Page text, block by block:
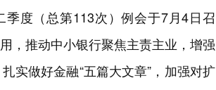
度（总第113次）例会于7月4日召
，推动中小银行聚焦主责主业，增强
实做好金融“五篇大文章”，加强对扩